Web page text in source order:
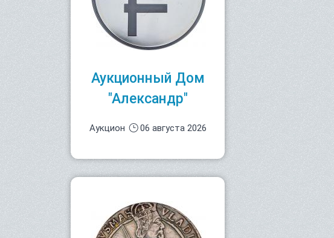
Аукционный Дом
"Александр"
Аукцион 06 августа 2026